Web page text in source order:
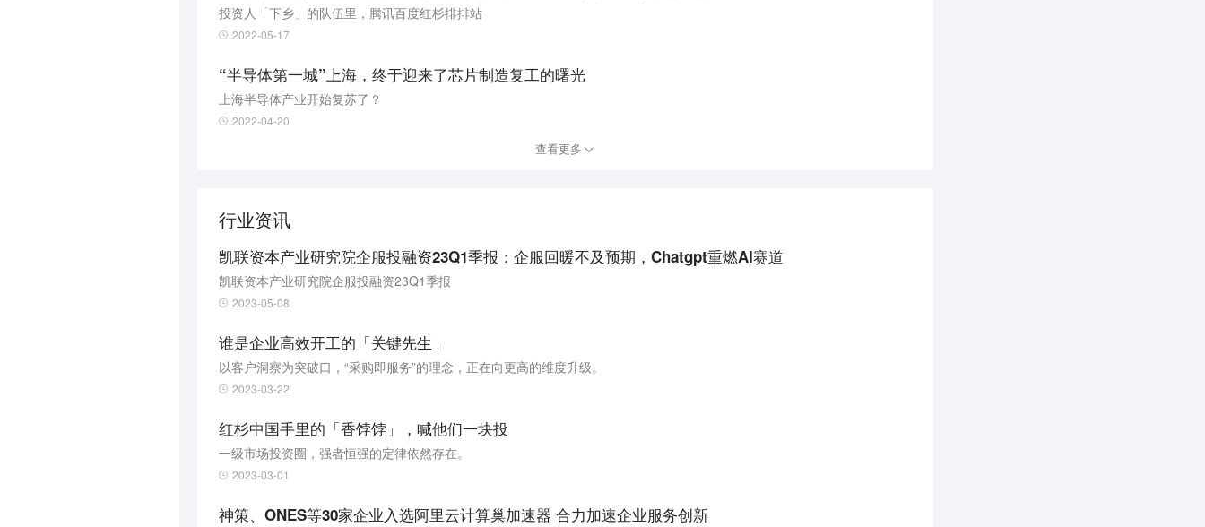
投资人「下乡」的队伍里，腾讯百度红杉排排站
2022-05-17
“半导体第一城”上海，终于迎来了芯片制造复工的曙光
上海半导体产业开始复苏了？
2022-04-20
查看更多
行业资讯
凯联资本产业研究院企服投融资23Q1季报：企服回暖不及预期，Chatgpt重燃AI赛道
凯联资本产业研究院企服投融资23Q1季报
2023-05-08
谁是企业高效开工的「关键先生」​
以客户洞察为突破口，“采购即服务”的理念，正在向更高的维度升级。
2023-03-22
红杉中国手里的「香饽饽」，喊他们一块投
一级市场投资圈，强者恒强的定律依然存在。
2023-03-01
神策、ONES等30家企业入选阿里云计算巢加速器 合力加速企业服务创新